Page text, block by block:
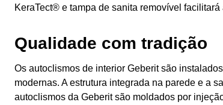
KeraTect® e tampa de sanita removível
Qualidade com tradição
Os autoclismos de interior Geberit são
modernas. A estrutura integrada na parede e a
autoclismos da Geberit são moldados por